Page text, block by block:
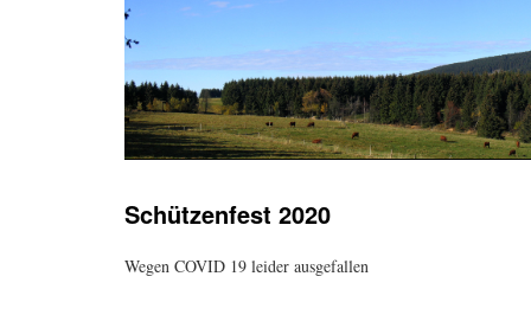
Schützenfest 2020
Wegen COVID 19 leider ausgefallen